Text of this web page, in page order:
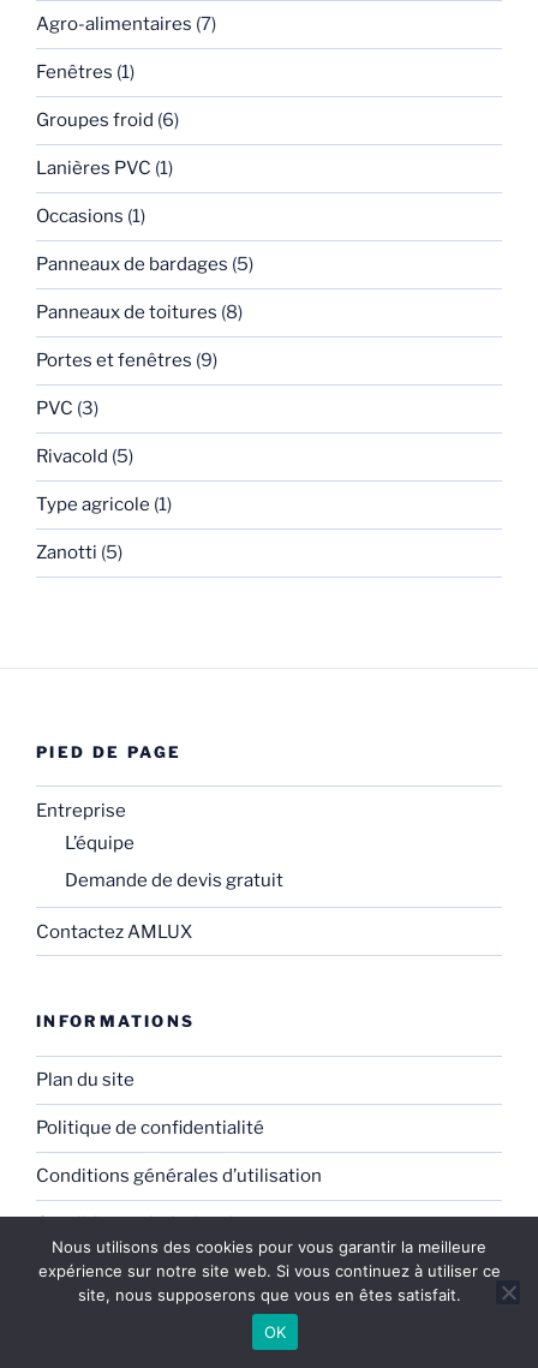
Agro-alimentaires (7)
Fenêtres (1)
Groupes froid (6)
Lanières PVC (1)
Occasions (1)
Panneaux de bardages (5)
Panneaux de toitures (8)
Portes et fenêtres (9)
PVC (3)
Rivacold (5)
Type agricole (1)
Zanotti (5)
PIED DE PAGE
Entreprise
L’équipe
Demande de devis gratuit
Contactez AMLUX
INFORMATIONS
Plan du site
Politique de confidentialité
Conditions générales d’utilisation
Conditions générales de vente
Mentions légales
Nous utilisons des cookies pour vous garantir la meilleure
expérience sur notre site web. Si vous continuez à utiliser ce
site, nous supposerons que vous en êtes satisfait.
OK